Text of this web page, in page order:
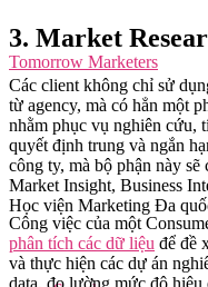
Tomorrow Marketers
Học viện Marketing Đa
3. Market
Các client không chỉ sử
từ agency, mà có hẳn một
nhằm phục vụ nghiên cứu,
quyết định trung và ngắn
công ty, mà bộ phận này
Market Insight, Business
Công việc của một
phân tích các dữ liệu để đề
và thực hiện các dự án
data, đo lường mức độ